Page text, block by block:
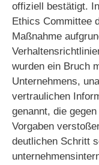
offiziell bestätigt.
Ethics Committee
Maßnahme
wurden ein Bruch
Unternehmens,
vertraulichen
genannt, die
Vorgaben
deutlichen Schritt